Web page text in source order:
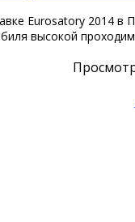
Eurosatory 2014 в
высокой